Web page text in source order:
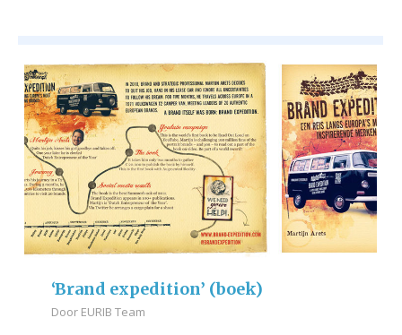
‘Brand expedition’ (boek)
Door EURIB Team